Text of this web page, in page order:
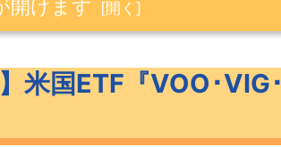
開けます
概要
と特徴
米国ETF『VOO･VIG･